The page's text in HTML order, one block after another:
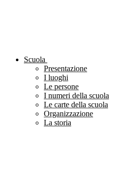
Scuola
Presentazione
I luoghi
Le persone
I numeri della scuola
Le carte della scuola
Organizzazione
La storia